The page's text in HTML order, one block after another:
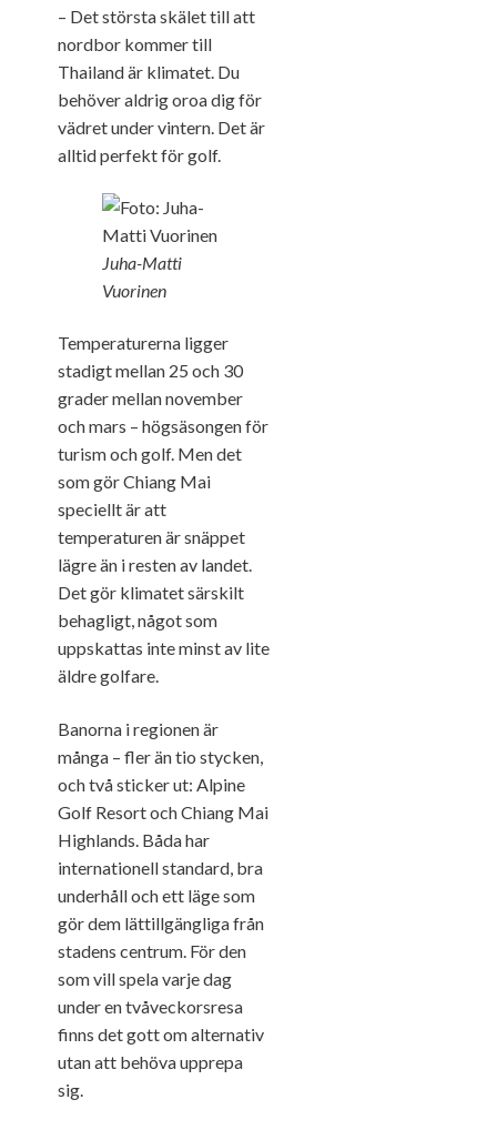
– Det största skälet till att
nordbor kommer till
Thailand är klimatet. Du
behöver aldrig oroa dig för
vädret under vintern. Det är
alltid perfekt för golf.
Juha-Matti
Vuorinen
Temperaturerna ligger
stadigt mellan 25 och 30
grader mellan november
och mars – högsäsongen för
turism och golf. Men det
som gör Chiang Mai
speciellt är att
temperaturen är snäppet
lägre än i resten av landet.
Det gör klimatet särskilt
behagligt, något som
uppskattas inte minst av lite
äldre golfare.
Banorna i regionen är
många – fler än tio stycken,
och två sticker ut: Alpine
Golf Resort och Chiang Mai
Highlands. Båda har
internationell standard, bra
underhåll och ett läge som
gör dem lättillgängliga från
stadens centrum. För den
som vill spela varje dag
under en tvåveckorsresa
finns det gott om alternativ
utan att behöva upprepa
sig.